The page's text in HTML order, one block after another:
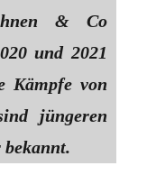
& Co
und 2021
Kämpfe von
jüngeren